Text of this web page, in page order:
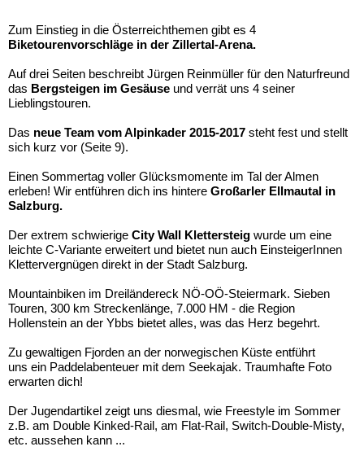
Zum Einstieg in die Österreichthemen gibt es 4
Biketourenvorschläge in der Zillertal-Arena.
Auf drei Seiten beschreibt Jürgen Reinmüller für den Naturfreund
das Bergsteigen im Gesäuse und verrät uns 4 seiner
Lieblingstouren.
Das neue Team vom Alpinkader 2015-2017 steht fest und stellt
sich kurz vor (Seite 9).
Einen Sommertag voller Glücksmomente im Tal der Almen
erleben! Wir entführen dich ins hintere Großarler Ellmautal in
Salzburg.
Der extrem schwierige City Wall Klettersteig wurde um eine
leichte C-Variante erweitert und bietet nun auch EinsteigerInnen
Klettervergnügen direkt in der Stadt Salzburg.
Mountainbiken im Dreiländereck NÖ-OÖ-Steiermark. Sieben
Touren, 300 km Streckenlänge, 7.000 HM - die Region
Hollenstein an der Ybbs bietet alles, was das Herz begehrt.
Zu gewaltigen Fjorden an der norwegischen Küste entführt
uns ein Paddelabenteuer mit dem Seekajak. Traumhafte Foto
erwarten dich!
Der Jugendartikel zeigt uns diesmal, wie Freestyle im Sommer
z.B. am Double Kinked-Rail, am Flat-Rail, Switch-Double-Misty,
etc. aussehen kann ...